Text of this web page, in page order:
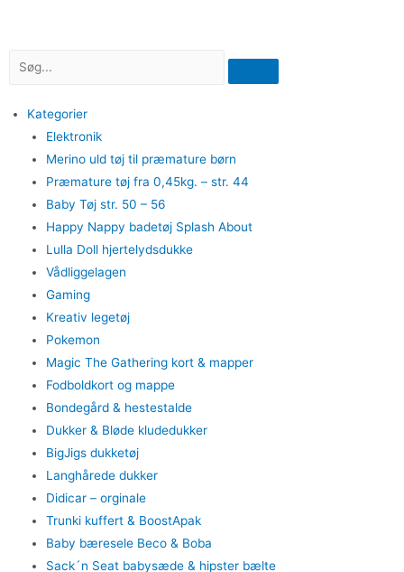
Kategorier
Elektronik
Merino uld tøj til præmature børn
Præmature tøj fra 0,45kg. – str. 44
Baby Tøj str. 50 – 56
Happy Nappy badetøj Splash About
Lulla Doll hjertelydsdukke
Vådliggelagen
Gaming
Kreativ legetøj
Pokemon
Magic The Gathering kort & mapper
Fodboldkort og mappe
Bondegård & hestestalde
Dukker & Bløde kludedukker
BigJigs dukketøj
Langhårede dukker
Didicar – orginale
Trunki kuffert & BoostApak
Baby bæresele Beco & Boba
Sack´n Seat babysæde & hipster bælte